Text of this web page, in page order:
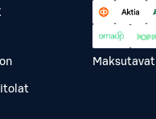
Maksutavat